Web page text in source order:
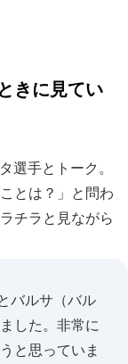
きに見てい
選手とトーク。
とは？」と問わ
チラと見ながら
バルサ（バル
した。非常に
と思っていま